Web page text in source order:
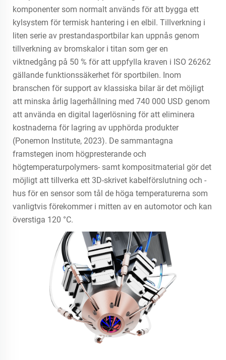
komponenter som normalt används för att bygga ett
kylsystem för termisk hantering i en elbil. Tillverkning i
liten serie av prestandasportbilar kan uppnås genom
tillverkning av bromskalor i titan som ger en
viktnedgång på 50 % för att uppfylla kraven i ISO 26262
gällande funktionssäkerhet för sportbilen. Inom
branschen för support av klassiska bilar är det möjligt
att minska årlig lagerhållning med 740 000 USD genom
att använda en digital lagerlösning för att eliminera
kostnaderna för lagring av upphörda produkter
(Ponemon Institute, 2023). De sammantagna
framstegen inom högpresterande och
högtemperaturpolymers- samt kompositmaterial gör det
möjligt att tillverka ett 3D-skrivet kabelförslutning och -
hus för en sensor som tål de höga temperaturerna som
vanligtvis förekommer i mitten av en automotor och kan
överstiga 120 °C.